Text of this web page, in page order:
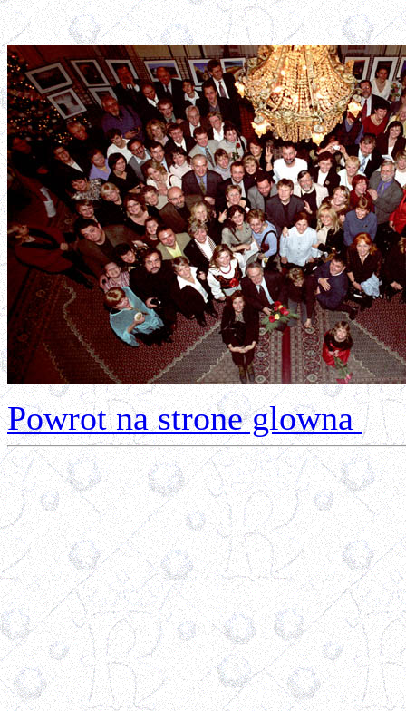
Powrot na strone glowna